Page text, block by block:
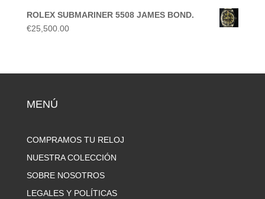
ROLEX SUBMARINER 5508 JAMES BOND.
€25,500.00
MENÚ
COMPRAMOS TU RELOJ
NUESTRA COLECCIÓN
SOBRE NOSOTROS
LEGALES Y POLÍTICAS